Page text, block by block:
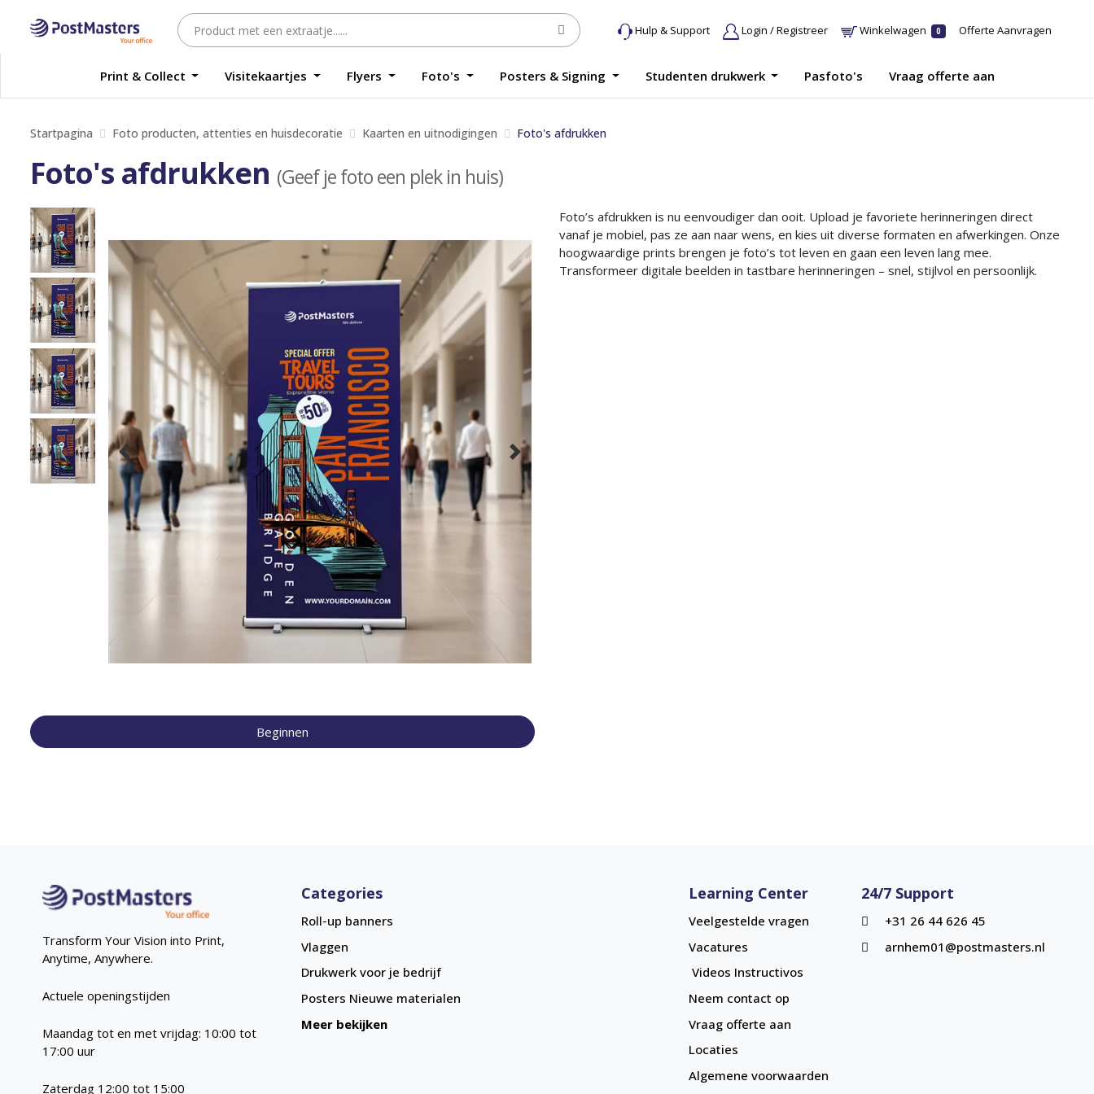
Hulp & Support Login / Registreer Winkelwagen 0 Offerte Aanvragen
Print & Collect Visitekaartjes Flyers Foto's Posters & Signing Studenten drukwerk Pasfoto's Vraag offerte aan
Startpagina Foto producten, attenties en huisdecoratie Kaarten en uitnodigingen Foto's afdrukken
Foto's afdrukken (Geef je foto een plek in huis)
Foto’s afdrukken is nu eenvoudiger dan ooit. Upload je favoriete herinneringen direct
vanaf je mobiel, pas ze aan naar wens, en kies uit diverse formaten en afwerkingen. Onze
hoogwaardige prints brengen je foto’s tot leven en gaan een leven lang mee.
Transformeer digitale beelden in tastbare herinneringen – snel, stijlvol en persoonlijk.
Beginnen
Transform Your Vision into Print,
Anytime, Anywhere.
Actuele openingstijden
Maandag tot en met vrijdag: 10:00 tot
17:00 uur
Zaterdag 12:00 tot 15:00
Categories
Roll-up banners
Vlaggen
Drukwerk voor je bedrijf
Posters Nieuwe materialen
Meer bekijken
Learning Center
Veelgestelde vragen
Vacatures
Videos Instructivos
Neem contact op
Vraag offerte aan
Locaties
Algemene voorwaarden
24/7 Support
+31 26 44 626 45
arnhem01@postmasters.nl